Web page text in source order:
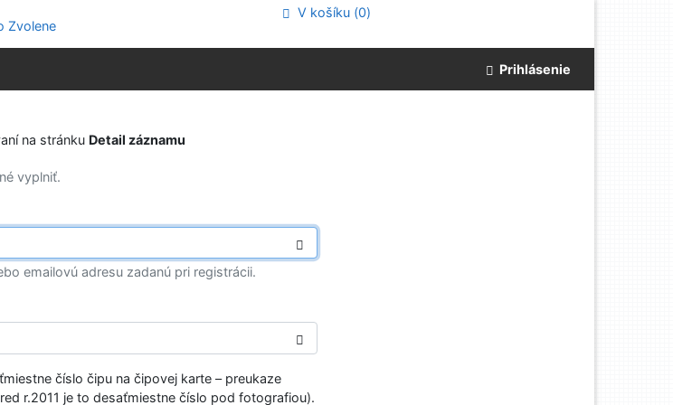
V košíku (0)
Prihlásenie
na stránku Detail záznamu
vyplniť.
emailovú adresu zadanú pri registrácii.
číslo čipu na čipovej karte – preukaze
r.2011 je to desaťmiestne číslo pod fotografiou).